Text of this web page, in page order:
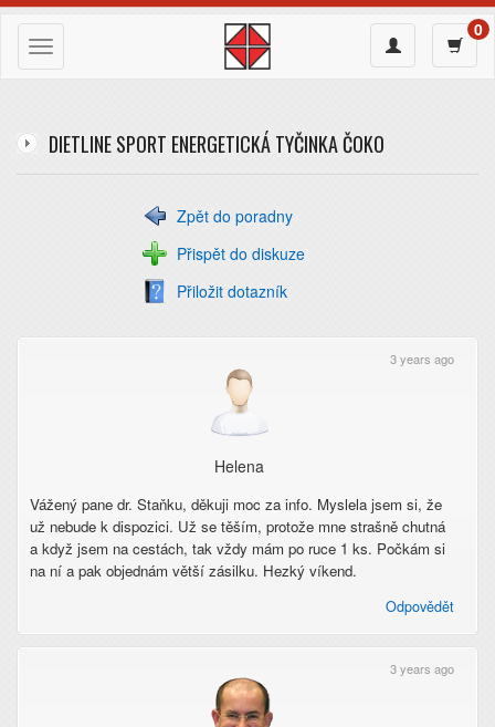
V košíku nejsou
žádné položky.
Přihlásit se
Registrace
Zobrazit
navigaci
Otevřít
0
Zobrazit
menu
DIETLINE SPORT ENERGETICKÁ TYČINKA ČOKO
Zpět do poradny
Přispět do diskuze
Přiložit dotazník
3 years ago
Helena
Vážený pane dr. Staňku, děkuji moc za info. Myslela jsem si, že
už nebude k dispozici. Už se těším, protože mne strašně chutná
a když jsem na cestách, tak vždy mám po ruce 1 ks. Počkám si
na ní a pak objednám větší zásilku. Hezký víkend.
Odpovědět
3 years ago